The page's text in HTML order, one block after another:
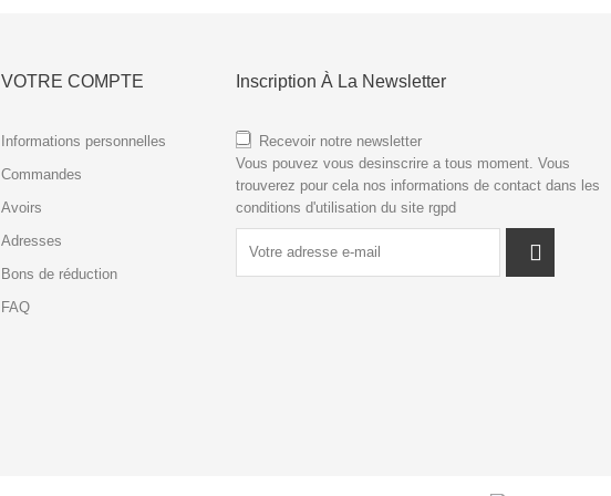
VOTRE COMPTE
Informations personnelles
Commandes
Avoirs
Adresses
Bons de réduction
FAQ
Inscription À La Newsletter
Recevoir notre newsletter
Vous pouvez vous desinscrire a tous moment. Vous
trouverez pour cela nos informations de contact dans les
conditions d'utilisation du site rgpd